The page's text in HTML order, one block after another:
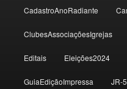
para
o
para
o
CadastroAnoRadiante
ClubesAssociaçõesIgrejas
Editais Eleições2024
GuiaEdiçãoImpressa JR-